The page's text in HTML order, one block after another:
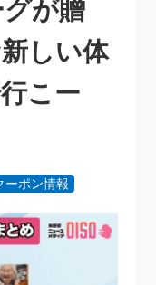
が贈
しい体
こー
ーポン情報